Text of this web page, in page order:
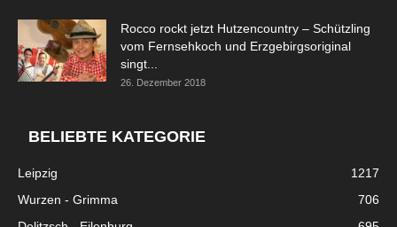
Rocco rockt jetzt Hutzencountry – Schützling
vom Fernsehkoch und Erzgebirgsoriginal
singt...
26. Dezember 2018
BELIEBTE KATEGORIE
Leipzig
1217
Wurzen - Grimma
706